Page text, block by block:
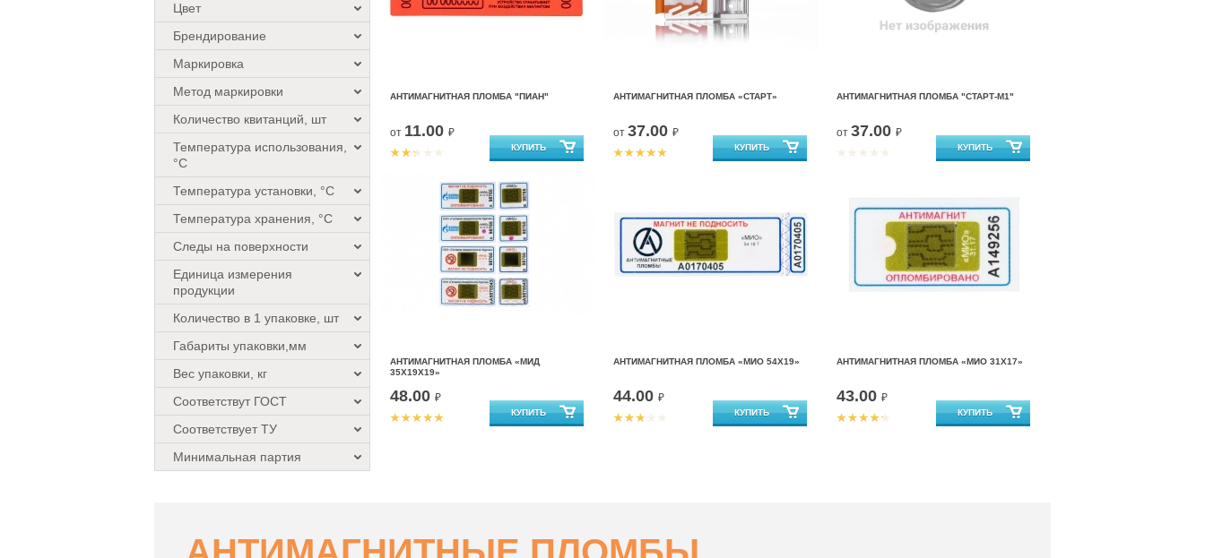
Цвет
Брендирование
Маркировка
Метод маркировки
Количество квитанций, шт
Температура использования,
°C
Температура установки, °C
Температура хранения, °C
Следы на поверхности
Единица измерения
продукции
Количество в 1 упаковке, шт
Габариты упаковки,мм
Вес упаковки, кг
Соответствут ГОСТ
Соответствует ТУ
Минимальная партия
АНТИМАГНИТНАЯ ПЛОМБА "ПИАН"
от 11.00 ₽
АНТИМАГНИТНАЯ ПЛОМБА «СТАРТ»
от 37.00 ₽
АНТИМАГНИТНАЯ ПЛОМБА "СТАРТ-М1"
от 37.00 ₽
АНТИМАГНИТНАЯ ПЛОМБА «МИД
35Х19Х19»
48.00 ₽
АНТИМАГНИТНАЯ ПЛОМБА «МИО 54Х19»
44.00 ₽
АНТИМАГНИТНАЯ ПЛОМБА «МИО 31Х17»
43.00 ₽